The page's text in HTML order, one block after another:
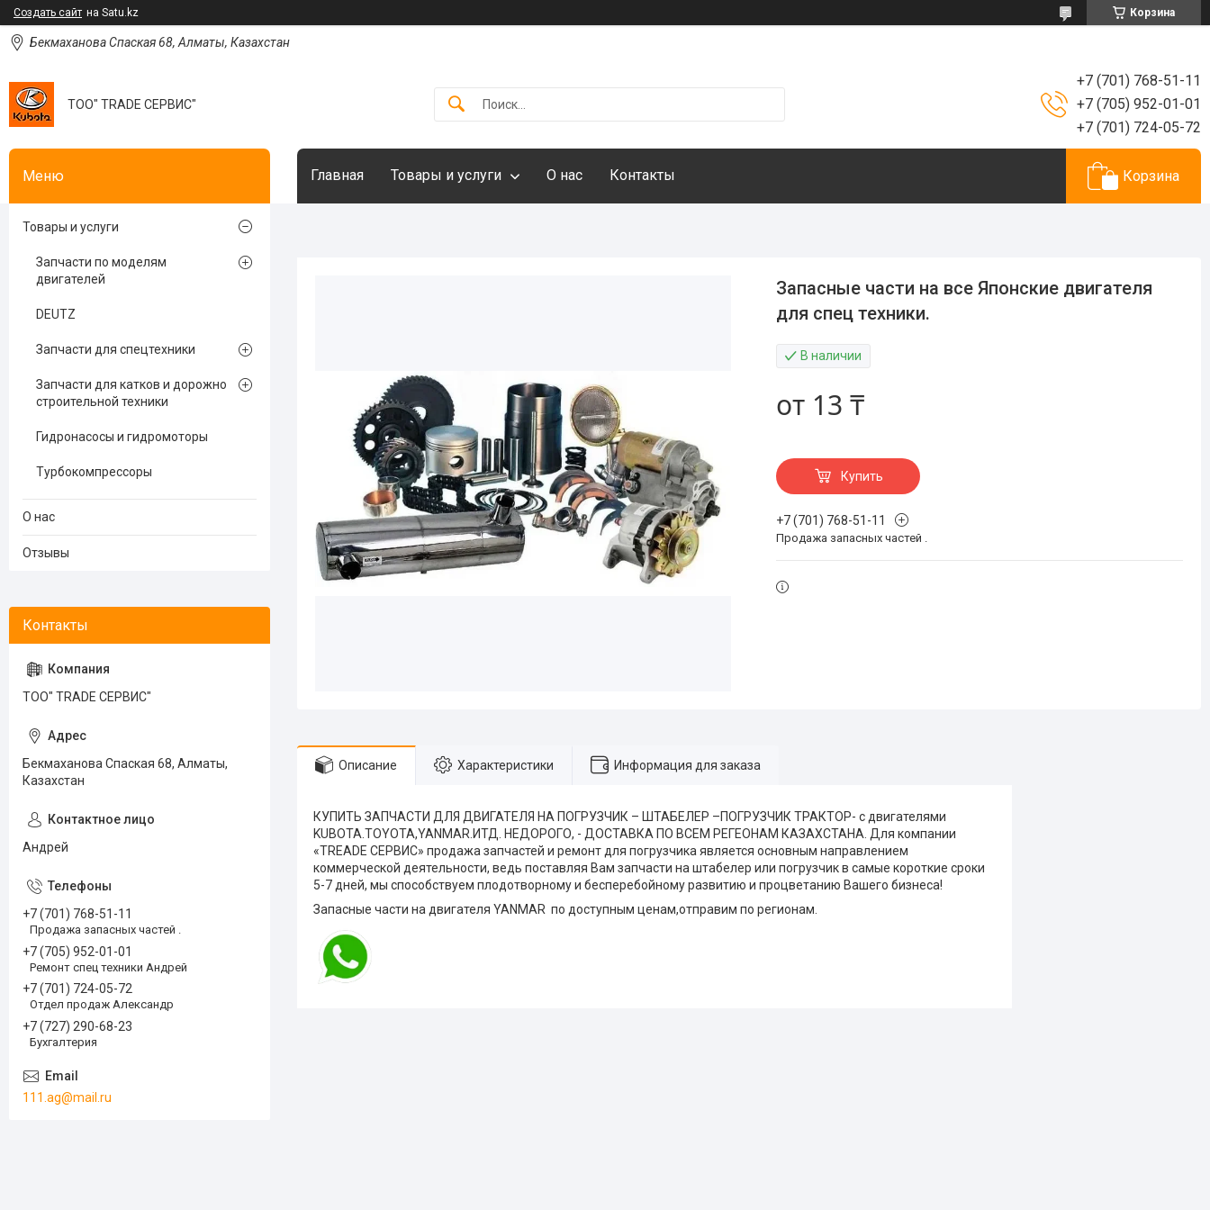
Создать сайт на Satu.kz Корзина
Бекмаханова Спаская 68, Алматы, Казахстан
ТОО" TRADE СЕРВИС"
+7 (701) 768-51-11
+7 (705) 952-01-01
+7 (701) 724-05-72
Главная Товары и услуги О нас Контакты Корзина
Запасные части на все Японские двигателя
для спец техники.
В наличии
от 13 ₸
Купить
+7 (701) 768-51-11
Продажа запасных частей .
Описание Характеристики Информация для заказа
КУПИТЬ ЗАПЧАСТИ ДЛЯ ДВИГАТЕЛЯ НА ПОГРУЗЧИК – ШТАБЕЛЕР –ПОГРУЗЧИК ТРАКТОР- c двигателями
KUBOTA.TOYOTA,YANMAR.ИТД. НЕДОРОГО, - ДОСТАВКА ПО ВСЕМ РЕГЕОНАМ КАЗАХСТАНА. Для компании
«TREADE СЕРВИС» продажа запчастей и ремонт для погрузчика является основным направлением
коммерческой деятельности, ведь поставляя Вам запчасти на штабелер или погрузчик в самые короткие сроки
5-7 дней, мы способствуем плодотворному и бесперебойному развитию и процветанию Вашего бизнеса!
Запасные части на двигателя YANMAR по доступным ценам,отправим по регионам.
Товары и услуги
Запчасти по моделям
двигателей
DEUTZ
Запчасти для спецтехники
Запчасти для катков и дорожно
строительной техники
Гидронасосы и гидромоторы
Турбокомпрессоры
О нас
Отзывы
ТОО" TRADE СЕРВИС"
Бекмаханова Спаская 68, Алматы,
Казахстан
Андрей
+7 (701) 768-51-11
Продажа запасных частей .
+7 (705) 952-01-01
Ремонт спец техники Андрей
+7 (701) 724-05-72
Отдел продаж Александр
+7 (727) 290-68-23
Бухгалтерия
111.ag@mail.ru